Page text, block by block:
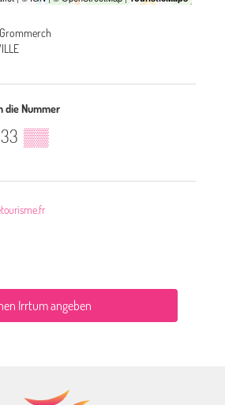
die Nummer
▒▒
Irrtum angeben